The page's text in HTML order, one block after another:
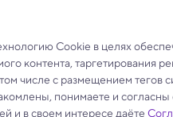
Cookie в целях
контента, таргетирования
числе с размещением
понимаете и
и в своем интересе даёте